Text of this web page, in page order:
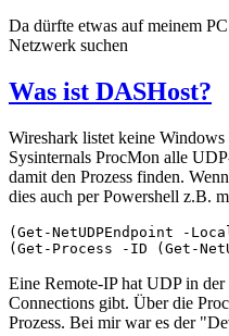
Da dürfte etwas auf meinem
Netzwerk suchen
Was ist DASHost?
Wireshark listet keine
Sysinternals ProcMon alle
damit den Prozess finden.
dies auch per Powershell z.B.
(Get-NetUDPEndpoint -
(Get-Process -ID (Get-
Eine Remote-IP hat UDP in
Connections gibt. Über die
Prozess. Bei mir war es der